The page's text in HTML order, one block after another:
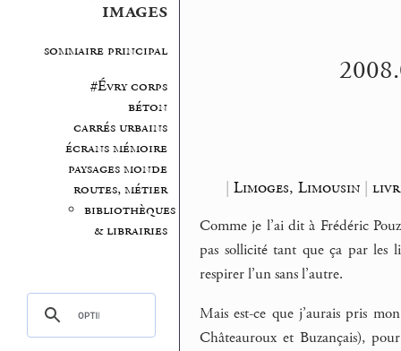
images
sommaire principal
#Évry corps
béton
carrés urbains
écrans mémoire
paysages monde
routes, métier
bibliothèques
& librairies
| Limoges, Limousin|
Comme je l’ai dit à Frédéric
pas sollicité tant que ça par
respirer l’un sans l’autre.
Mais est-ce que j’aurais pris
Châteauroux et Buzançais),